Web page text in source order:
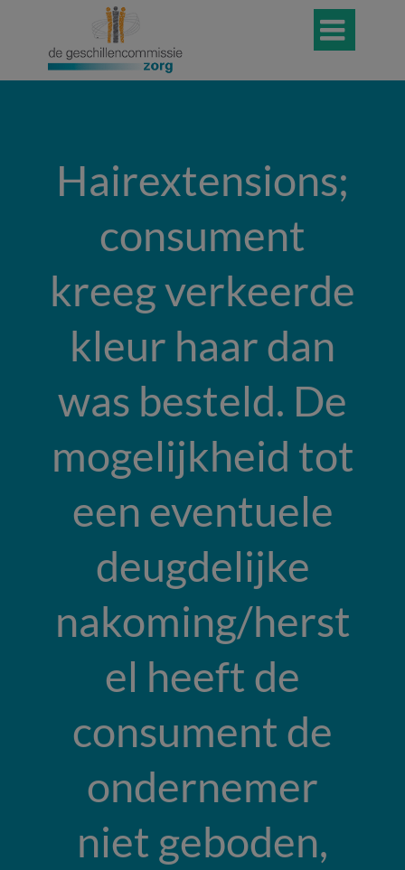

Hairextensions;
consument
kreeg verkeerde
kleur haar dan
was besteld. De
mogelijkheid tot
een eventuele
deugdelijke
nakoming/herst
el heeft de
consument de
ondernemer
niet geboden,